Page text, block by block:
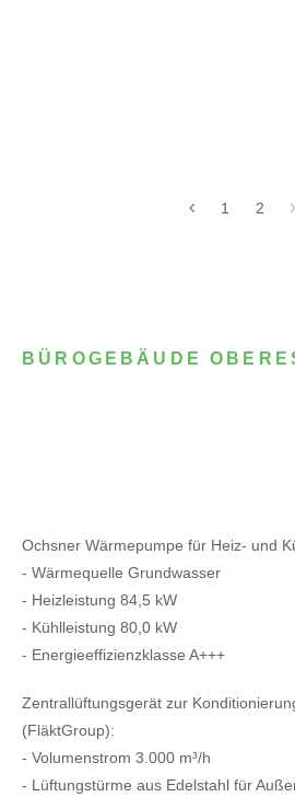
1 2
BÜROGEBÄUDE
Ochsner Wärmepumpe für Heiz- und
- Wärmequelle Grundwasser
- Heizleistung 84,5 kW
- Kühlleistung 80,0 kW
- Energieeffizienzklasse A+++
Zentrallüftungsgerät zur
(FläktGroup):
- Volumenstrom 3.000 m³/h
- Lüftungstürme aus Edelstahl für